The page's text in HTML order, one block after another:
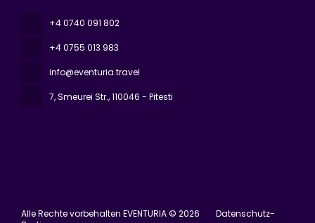
+4 0740 091 802
+4 0755 013 983
info@eventuria.travel
7, Smeurei Str., 110046 - Pitesti
Alle Rechte vorbehalten EVENTURIA © 2026
Datenschutz-